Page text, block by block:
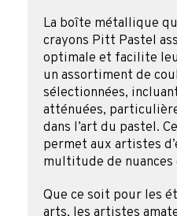
La boîte métallique
crayons Pitt Pastel
optimale et facilite
un assortiment de
sélectionnées,
atténuées,
dans l’art du pastel.
permet aux artistes
multitude de nuances
Que ce soit pour les